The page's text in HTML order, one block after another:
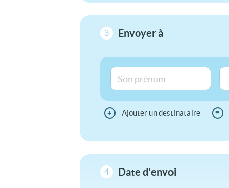
3 Envoyer à
+ Ajouter un destinataire ≡
4 Date d'envoi